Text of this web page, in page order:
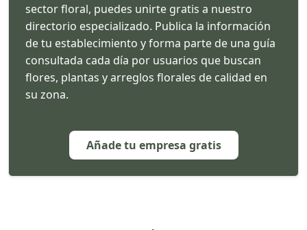
sector floral, puedes unirte gratis a nuestro
directorio especializado. Publica la información
de tu establecimiento y forma parte de una guía
consultada cada día por usuarios que buscan
flores, plantas y arreglos florales de calidad en
su zona.
Añade tu empresa gratis